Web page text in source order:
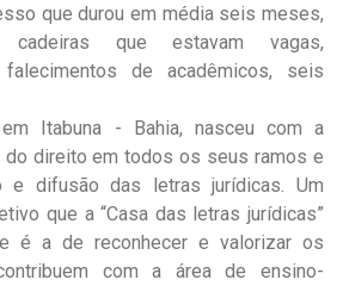
que durou em média seis meses,
que estavam vagas,
de acadêmicos, seis
Itabuna - Bahia, nasceu com a
direito em todos os seus ramos e
e difusão das letras jurídicas. Um
que a “Casa das letras jurídicas”
é a de reconhecer e valorizar os
com a área de ensino-